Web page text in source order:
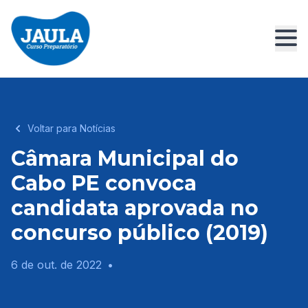
Voltar para Notícias
Câmara Municipal do
Cabo PE convoca
candidata aprovada no
concurso público (2019)
6 de out. de 2022 •